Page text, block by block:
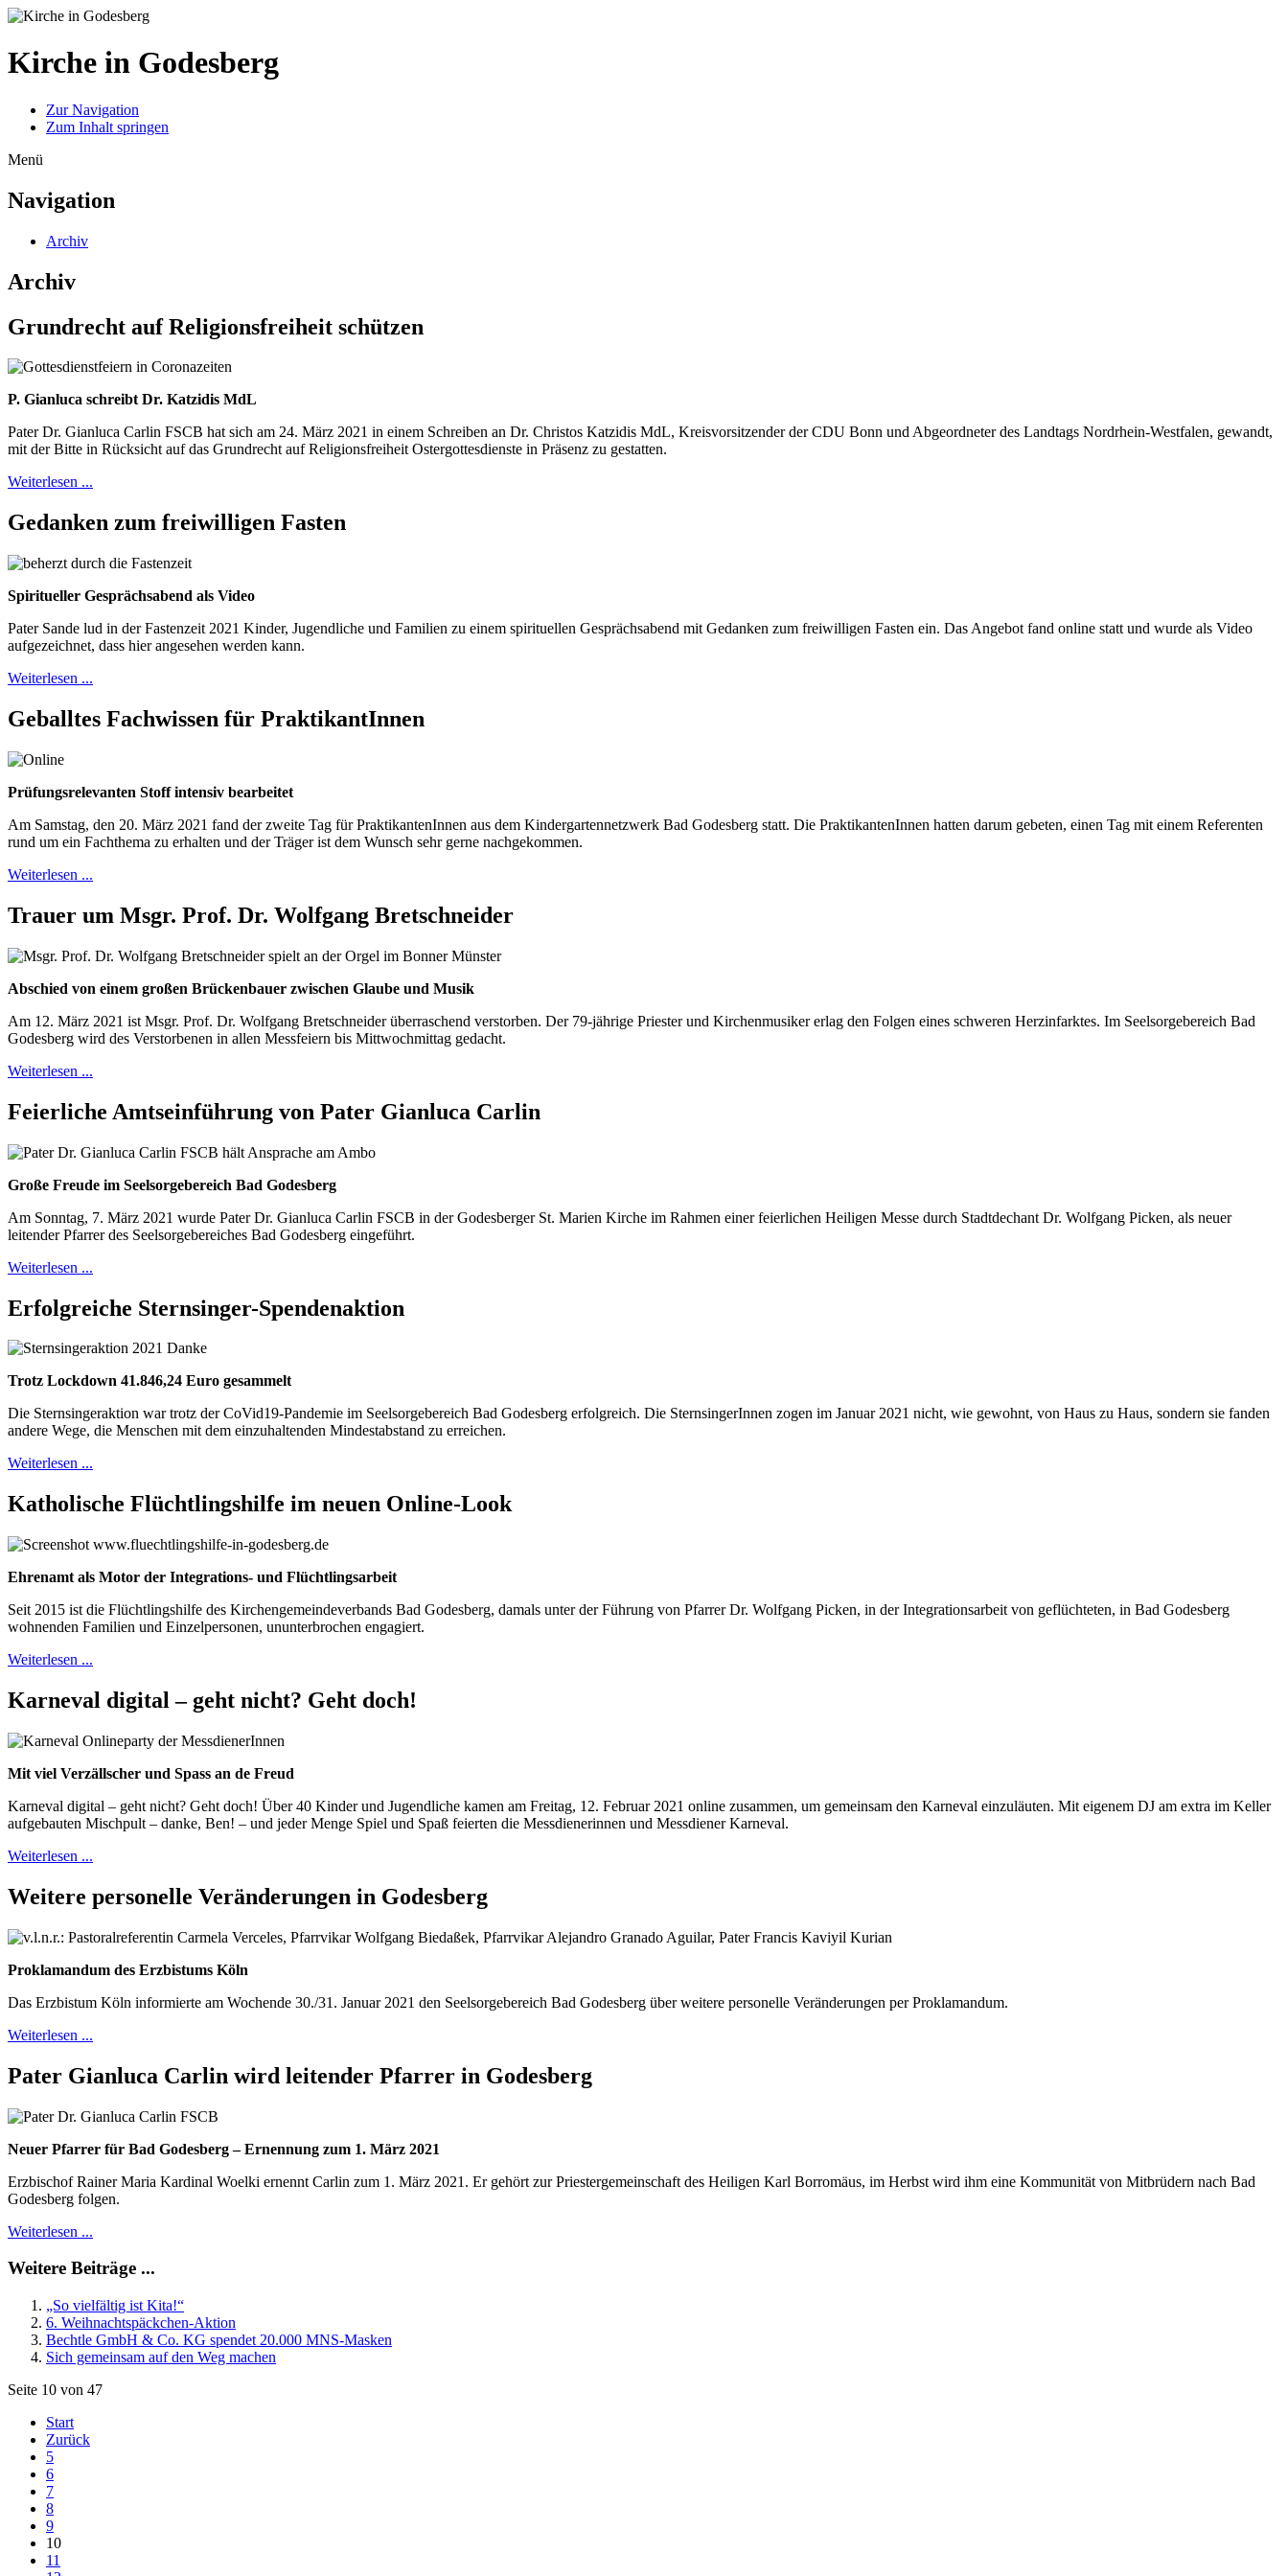
Kirche in Godesberg
Zur Navigation
Zum Inhalt springen
Menü
Navigation
Archiv
Archiv
Grundrecht auf Religionsfreiheit schützen
P. Gianluca schreibt Dr. Katzidis MdL
Pater Dr. Gianluca Carlin FSCB hat sich am 24. März 2021 in einem Schreiben an Dr. Christos Katzidis MdL, Kreisvorsitzender der CDU Bonn und Abgeordneter des Landtags Nordrhein-Westfalen, gewandt,
mit der Bitte in Rücksicht auf das Grundrecht auf Religionsfreiheit Ostergottesdienste in Präsenz zu gestatten.
Weiterlesen ...
Gedanken zum freiwilligen Fasten
Spiritueller Gesprächsabend als Video
Pater Sande lud in der Fastenzeit 2021 Kinder, Jugendliche und Familien zu einem spirituellen Gesprächsabend mit Gedanken zum freiwilligen Fasten ein. Das Angebot fand online statt und wurde als Video
aufgezeichnet, dass hier angesehen werden kann.
Weiterlesen ...
Geballtes Fachwissen für PraktikantInnen
Prüfungsrelevanten Stoff intensiv bearbeitet
Am Samstag, den 20. März 2021 fand der zweite Tag für PraktikantenInnen aus dem Kindergartennetzwerk Bad Godesberg statt. Die PraktikantenInnen hatten darum gebeten, einen Tag mit einem Referenten
rund um ein Fachthema zu erhalten und der Träger ist dem Wunsch sehr gerne nachgekommen.
Weiterlesen ...
Trauer um Msgr. Prof. Dr. Wolfgang Bretschneider
Abschied von einem großen Brückenbauer zwischen Glaube und Musik
Am 12. März 2021 ist Msgr. Prof. Dr. Wolfgang Bretschneider überraschend verstorben. Der 79-jährige Priester und Kirchenmusiker erlag den Folgen eines schweren Herzinfarktes. Im Seelsorgebereich Bad
Godesberg wird des Verstorbenen in allen Messfeiern bis Mittwochmittag gedacht.
Weiterlesen ...
Feierliche Amtseinführung von Pater Gianluca Carlin
Große Freude im Seelsorgebereich Bad Godesberg
Am Sonntag, 7. März 2021 wurde Pater Dr. Gianluca Carlin FSCB in der Godesberger St. Marien Kirche im Rahmen einer feierlichen Heiligen Messe durch Stadtdechant Dr. Wolfgang Picken, als neuer
leitender Pfarrer des Seelsorgebereiches Bad Godesberg eingeführt.
Weiterlesen ...
Erfolgreiche Sternsinger-Spendenaktion
Trotz Lockdown 41.846,24 Euro gesammelt
Die Sternsingeraktion war trotz der CoVid19-Pandemie im Seelsorgebereich Bad Godesberg erfolgreich. Die SternsingerInnen zogen im Januar 2021 nicht, wie gewohnt, von Haus zu Haus, sondern sie fanden
andere Wege, die Menschen mit dem einzuhaltenden Mindestabstand zu erreichen.
Weiterlesen ...
Katholische Flüchtlingshilfe im neuen Online-Look
Ehrenamt als Motor der Integrations- und Flüchtlingsarbeit
Seit 2015 ist die Flüchtlingshilfe des Kirchengemeindeverbands Bad Godesberg, damals unter der Führung von Pfarrer Dr. Wolfgang Picken, in der Integrationsarbeit von geflüchteten, in Bad Godesberg
wohnenden Familien und Einzelpersonen, ununterbrochen engagiert.
Weiterlesen ...
Karneval digital – geht nicht? Geht doch!
Mit viel Verzällscher und Spass an de Freud
Karneval digital – geht nicht? Geht doch! Über 40 Kinder und Jugendliche kamen am Freitag, 12. Februar 2021 online zusammen, um gemeinsam den Karneval einzuläuten. Mit eigenem DJ am extra im Keller
aufgebauten Mischpult – danke, Ben! – und jeder Menge Spiel und Spaß feierten die Messdienerinnen und Messdiener Karneval.
Weiterlesen ...
Weitere personelle Veränderungen in Godesberg
Proklamandum des Erzbistums Köln
Das Erzbistum Köln informierte am Wochende 30./31. Januar 2021 den Seelsorgebereich Bad Godesberg über weitere personelle Veränderungen per Proklamandum.
Weiterlesen ...
Pater Gianluca Carlin wird leitender Pfarrer in Godesberg
Neuer Pfarrer für Bad Godesberg – Ernennung zum 1. März 2021
Erzbischof Rainer Maria Kardinal Woelki ernennt Carlin zum 1. März 2021. Er gehört zur Priestergemeinschaft des Heiligen Karl Borromäus, im Herbst wird ihm eine Kommunität von Mitbrüdern nach Bad
Godesberg folgen.
Weiterlesen ...
Weitere Beiträge ...
„So vielfältig ist Kita!“
6. Weihnachtspäckchen-Aktion
Bechtle GmbH & Co. KG spendet 20.000 MNS-Masken
Sich gemeinsam auf den Weg machen
Seite 10 von 47
Start
Zurück
5
6
7
8
9
10
11